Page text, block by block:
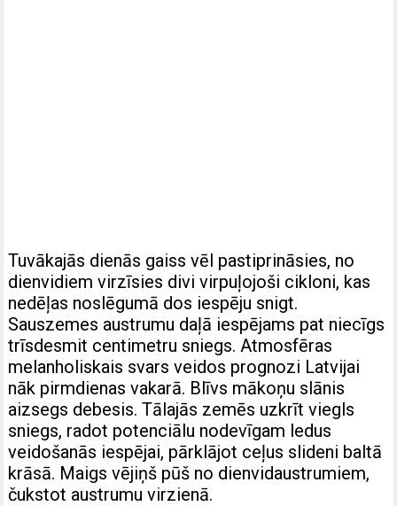
Tuvākajās dienās gaiss vēl pastiprināsies, no
dienvidiem virzīsies divi virpuļojoši cikloni, kas
nedēļas noslēgumā dos iespēju snigt.
Sauszemes austrumu daļā iespējams pat niecīgs
trīsdesmit centimetru sniegs. Atmosfēras
melanholiskais svars veidos prognozi Latvijai
nāk pirmdienas vakarā. Blīvs mākoņu slānis
aizsegs debesis. Tālajās zemēs uzkrīt viegls
sniegs, radot potenciālu nodevīgam ledus
veidošanās iespējai, pārklājot ceļus slideni baltā
krāsā. Maigs vējiņš pūš no dienvidaustrumiem,
čukstot austrumu virzienā.